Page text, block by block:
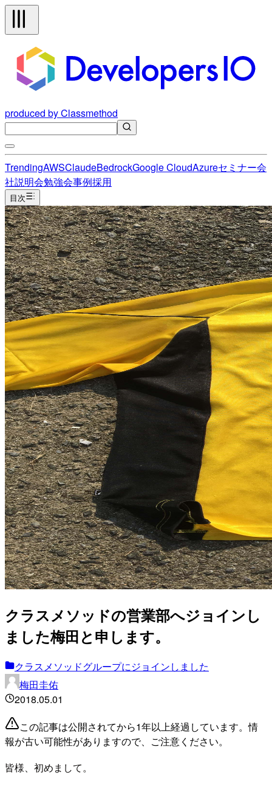
produced by Classmethod
TrendingAWSClaudeBedrockGoogle CloudAzureセミナー会
社説明会勉強会事例採用
目次
クラスメソッドの営業部へジョインし
ました梅田と申します。
クラスメソッドグループにジョインしました
梅田圭佑
2018.05.01
この記事は公開されてから1年以上経過しています。情
報が古い可能性がありますので、ご注意ください。
皆様、初めまして。